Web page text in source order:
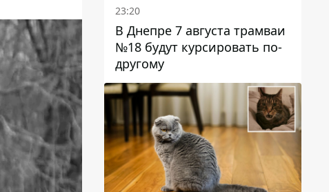
23:20
В Днепре 7 августа трамваи
№18 будут курсировать по-
другому